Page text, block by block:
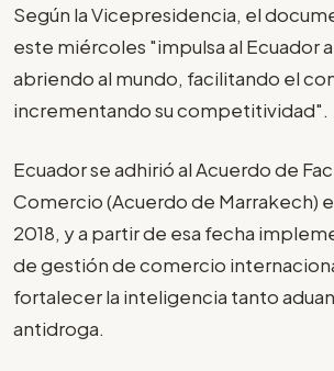
Según la Vicepresidencia, el
este miércoles "impulsa al Ecuador
abriendo al mundo, facilitando el
incrementando su competitividad".
Ecuador se adhirió al Acuerdo de
Comercio (Acuerdo de Marrakech)
2018, y a partir de esa fecha
de gestión de comercio
fortalecer la inteligencia tanto
antidroga.